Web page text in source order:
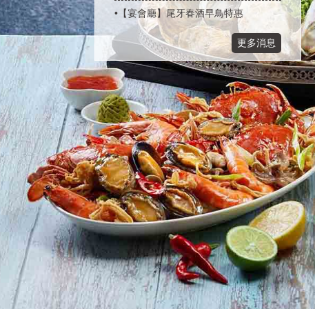
•【宴會廳】尾牙春酒早鳥特惠
更多消息